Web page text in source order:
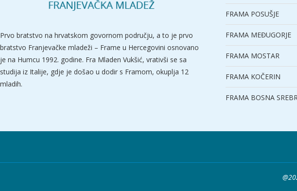
Prvo bratstvo na hrvatskom govornom području, a to je prvo
bratstvo Franjevačke mladeži – Frame u Hercegovini osnovano
je na Humcu 1992. godine. Fra Mladen Vukšić, vrativši se sa
studija iz Italije, gdje je došao u dodir s Framom, okuplja 12
mladih.
FRAMA POSUŠJE
FRAMA MEĐUGORJE
FRAMA MOSTAR
FRAMA KOČERIN
FRAMA BOSNA